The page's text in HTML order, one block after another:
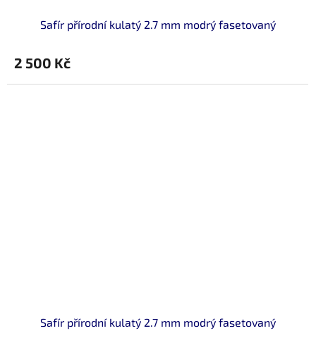
Safír přírodní kulatý 2.7 mm modrý fasetovaný
2 500 Kč
Safír přírodní kulatý 2.7 mm modrý fasetovaný